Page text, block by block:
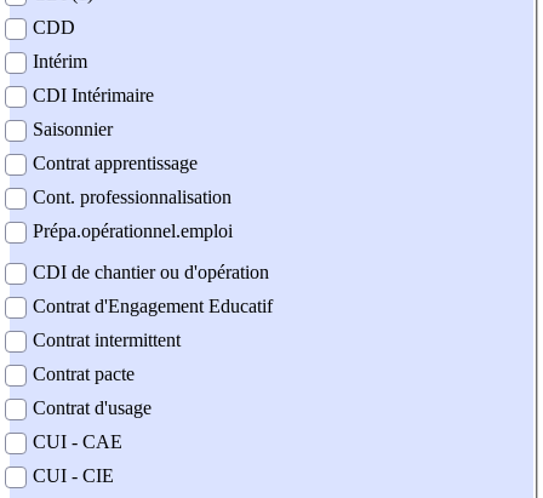
CDD
Intérim
CDI Intérimaire
Saisonnier
Contrat apprentissage
Cont. professionnalisation
Prépa.opérationnel.emploi
CDI de chantier ou d'opération
Contrat d'Engagement Educatif
Contrat intermittent
Contrat pacte
Contrat d'usage
CUI - CAE
CUI - CIE